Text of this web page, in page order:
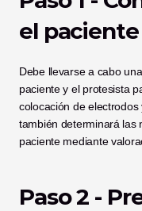
el
Debe llevarse a cabo
paciente y el protesista
colocación de
también determinará las
paciente mediante
Paso 2 -